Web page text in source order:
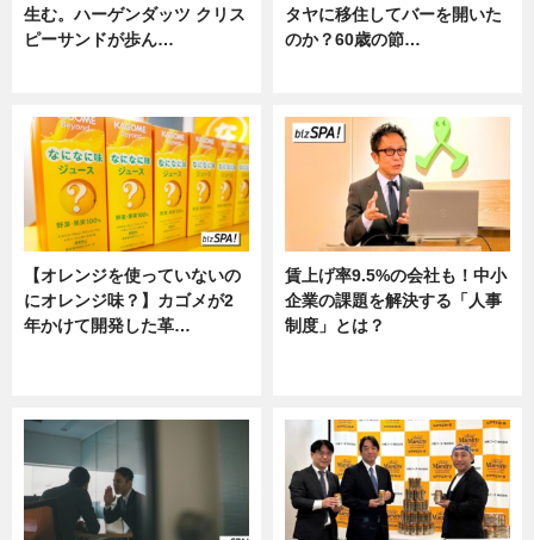
生む。ハーゲンダッツ クリス
ピーサンドが歩ん…
タヤに移住してバーを開いた
のか？60歳の節…
【オレンジを使っていないの
にオレンジ味？】カゴメが2
年かけて開発した革…
賃上げ率9.5%の会社も！中小
企業の課題を解決する「人事
制度」とは？